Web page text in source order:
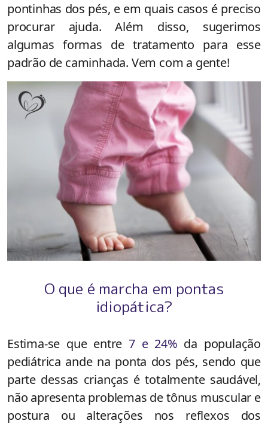
pontinhas dos pés, e em quais casos é preciso
procurar ajuda. Além disso, sugerimos
algumas formas de tratamento para esse
padrão de caminhada. Vem com a gente!
O que é marcha em pontas
idiopática?
Estima-se que entre 7 e 24% da população
pediátrica ande na ponta dos pés, sendo que
parte dessas crianças é totalmente saudável,
não apresenta problemas de tônus muscular e
postura ou alterações nos reflexos dos